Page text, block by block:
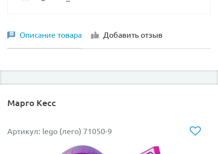
Описание товара Добавить отзыв
Марго Кесс
Артикул: lego (лего) 71050-9